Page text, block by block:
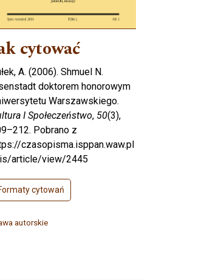
cytować
A. (2006). Shmuel N.
doktorem honorowym
Warszawskiego.
I Społeczeństwo, 50(3),
Pobrano z
czasopisma.isppan.waw.pl
article/view/2445
cytowań
autorskie